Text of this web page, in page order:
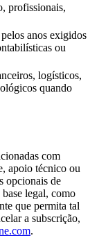
profissionais,
anos exigidos
ou
logísticos,
quando
com
apoio técnico ou
opcionais de
legal, como
que permita tal
a subscrição,
.